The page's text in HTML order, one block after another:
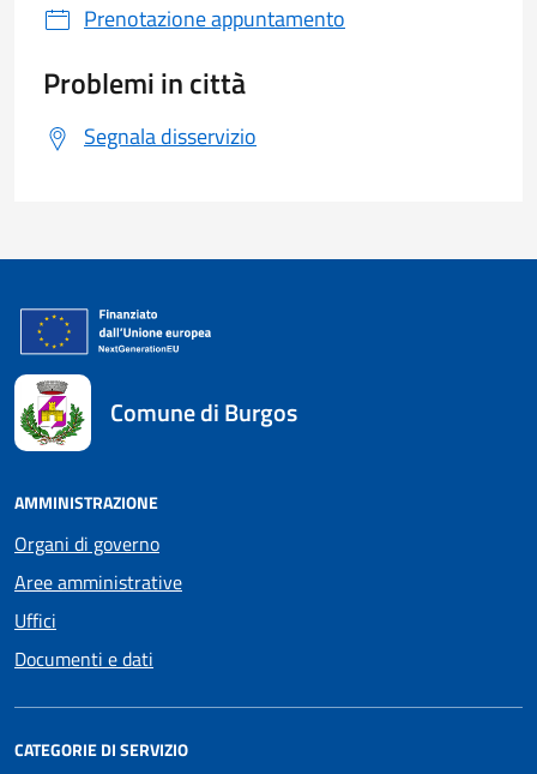
Prenotazione appuntamento
Problemi in città
Segnala disservizio
Comune di Burgos
AMMINISTRAZIONE
Organi di governo
Aree amministrative
Uffici
Documenti e dati
CATEGORIE DI SERVIZIO